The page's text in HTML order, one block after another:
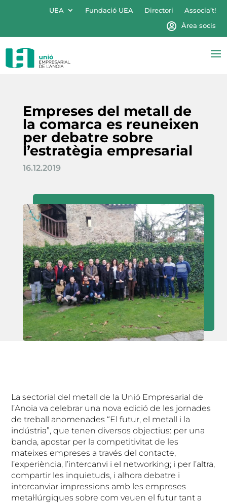
UEA Fundació UEA Directori
Associa’t!
Àrea socis
Empreses del metall de
la comarca es reuneixen
per debatre sobre
l’estratègia empresarial
16.12.2019
La sectorial del metall de la Unió Empresarial de
l’Anoia va celebrar una nova edició de les jornades
de treball anomenades “El futur, el metall i la
indústria”, que tenen diversos objectius: per una
banda, apostar per la competitivitat de les
mateixes empreses a través del contacte,
l’experiència, l’intercanvi i el networking; i per l’altra,
compartir les inquietuds, i alhora debatre i
intercanviar impressions amb les empreses
metal·lúrgiques sobre com veuen el futur tant a